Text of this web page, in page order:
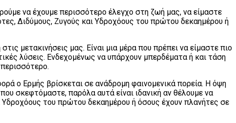
να έχουμε περισσότερο έλεγχο στη ζωή μας, να είμαστε
Διδύμους, Ζυγούς και Υδροχόους του πρώτου δεκαημέρου ή
μετακινήσεις μας. Είναι μια μέρα που πρέπει να είμαστε πιο
λύσεις. Ενδεχομένως να υπάρχουν μπερδέματα ή και τάση
ο Ερμής βρίσκεται σε ανάδρομη φαινομενικά πορεία. Η όψη
σκεφτόμαστε, παρόλα αυτά είναι ιδανική αν θέλουμε να
Υδροχόους του πρώτου δεκαημέρου ή όσους έχουν πλανήτες σε